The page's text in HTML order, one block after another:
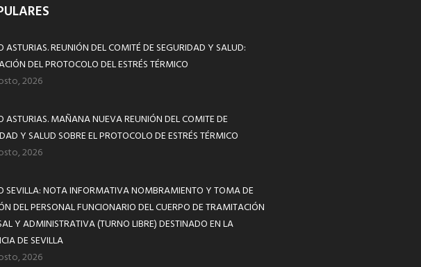
ASTURIAS. REUNIÓN DEL COMITÉ DE SEGURIDAD Y SALUD:
DEL PROTOCOLO DEL ESTRÉS TÉRMICO
2026
ASTURIAS. MAÑANA NUEVA REUNIÓN DEL COMITE DE
Y SALUD SOBRE EL PROTOCOLO DE ESTRÉS TÉRMICO
2026
SEVILLA: NOTA INFORMATIVA NOMBRAMIENTO Y TOMA DE
DEL PERSONAL FUNCIONARIO DEL CUERPO DE TRAMITACIÓN
Y ADMINISTRATIVA (TURNO LIBRE) DESTINADO EN LA
DE SEVILLA
2026